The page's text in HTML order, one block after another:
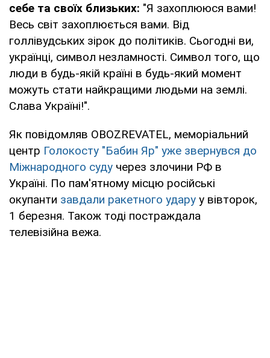
себе та своїх близьких: "Я захоплююся вами!
Весь світ захоплюється вами. Від
голлівудських зірок до політиків. Сьогодні ви,
українці, символ незламності. Символ того, що
люди в будь-якій країні в будь-який момент
можуть стати найкращими людьми на землі.
Слава Україні!".
Як повідомляв OBOZREVATEL, меморіальний
центр Голокосту "Бабин Яр" уже звернувся до
Міжнародного суду через злочини РФ в
Україні. По пам'ятному місцю російські
окупанти завдали ракетного удару у вівторок,
1 березня. Також тоді постраждала
телевізійна вежа.